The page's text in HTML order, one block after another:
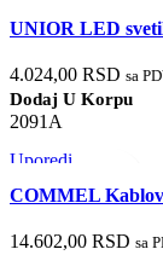
Brzi pregled
UNIOR LED
4.024,00 RSD sa
Dodaj U Korpu
2091A
Uporedi
Brzi pregled
COMMEL
14.602,00 RSD sa